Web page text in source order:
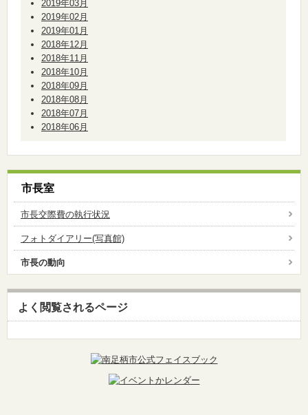
2019年03月
2019年02月
2019年01月
2018年12月
2018年11月
2018年10月
2018年09月
2018年08月
2018年07月
2018年06月
市長室
市長交際費の執行状況
フォトダイアリー(写真館)
市長の動向
よく閲覧されるページ